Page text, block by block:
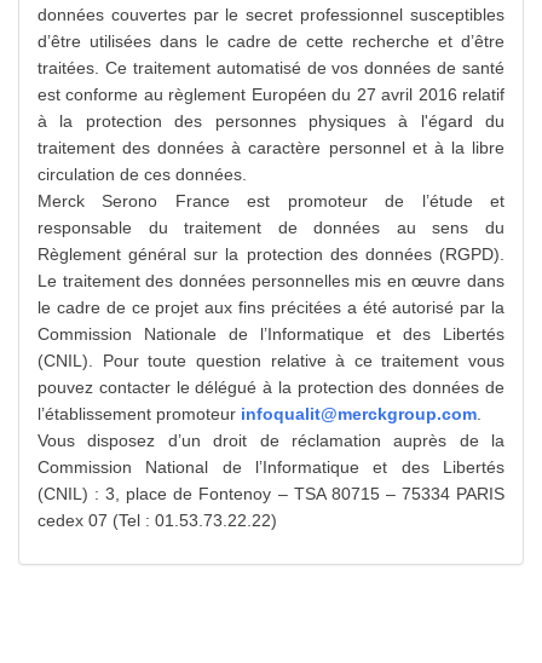
données couvertes par le secret professionnel susceptibles
d’être utilisées dans le cadre de cette recherche et d’être
traitées. Ce traitement automatisé de vos données de santé
est conforme au règlement Européen du 27 avril 2016 relatif
à la protection des personnes physiques à l'égard du
traitement des données à caractère personnel et à la libre
circulation de ces données.
Merck Serono France est promoteur de l’étude et
responsable du traitement de données au sens du
Règlement général sur la protection des données (RGPD).
Le traitement des données personnelles mis en œuvre dans
le cadre de ce projet aux fins précitées a été autorisé par la
Commission Nationale de l’Informatique et des Libertés
(CNIL). Pour toute question relative à ce traitement vous
pouvez contacter le délégué à la protection des données de
l’établissement promoteur infoqualit@merckgroup.com.
Vous disposez d’un droit de réclamation auprès de la
Commission National de l’Informatique et des Libertés
(CNIL) : 3, place de Fontenoy – TSA 80715 – 75334 PARIS
cedex 07 (Tel : 01.53.73.22.22)